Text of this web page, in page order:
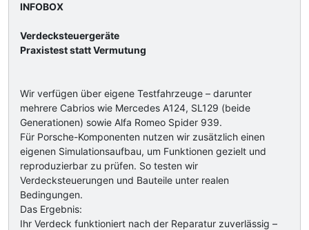
INFOBOX
Verdecksteuergeräte
Praxistest statt Vermutung
Wir verfügen über eigene Testfahrzeuge – darunter
mehrere Cabrios wie Mercedes A124, SL129 (beide
Generationen) sowie Alfa Romeo Spider 939.
Für Porsche-Komponenten nutzen wir zusätzlich einen
eigenen Simulationsaufbau, um Funktionen gezielt und
reproduzierbar zu prüfen. So testen wir
Verdecksteuerungen und Bauteile unter realen
Bedingungen.
Das Ergebnis:
Ihr Verdeck funktioniert nach der Reparatur zuverlässig –